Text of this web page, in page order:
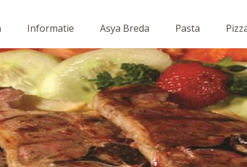
Informatie Asya Breda Pasta